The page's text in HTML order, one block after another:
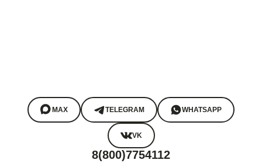
MAX TELEGRAM WHATSAPP
VK
8(800)7754112